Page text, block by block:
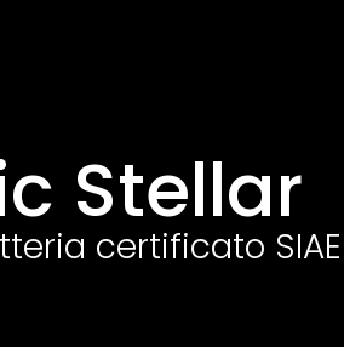
Stellar
certificato